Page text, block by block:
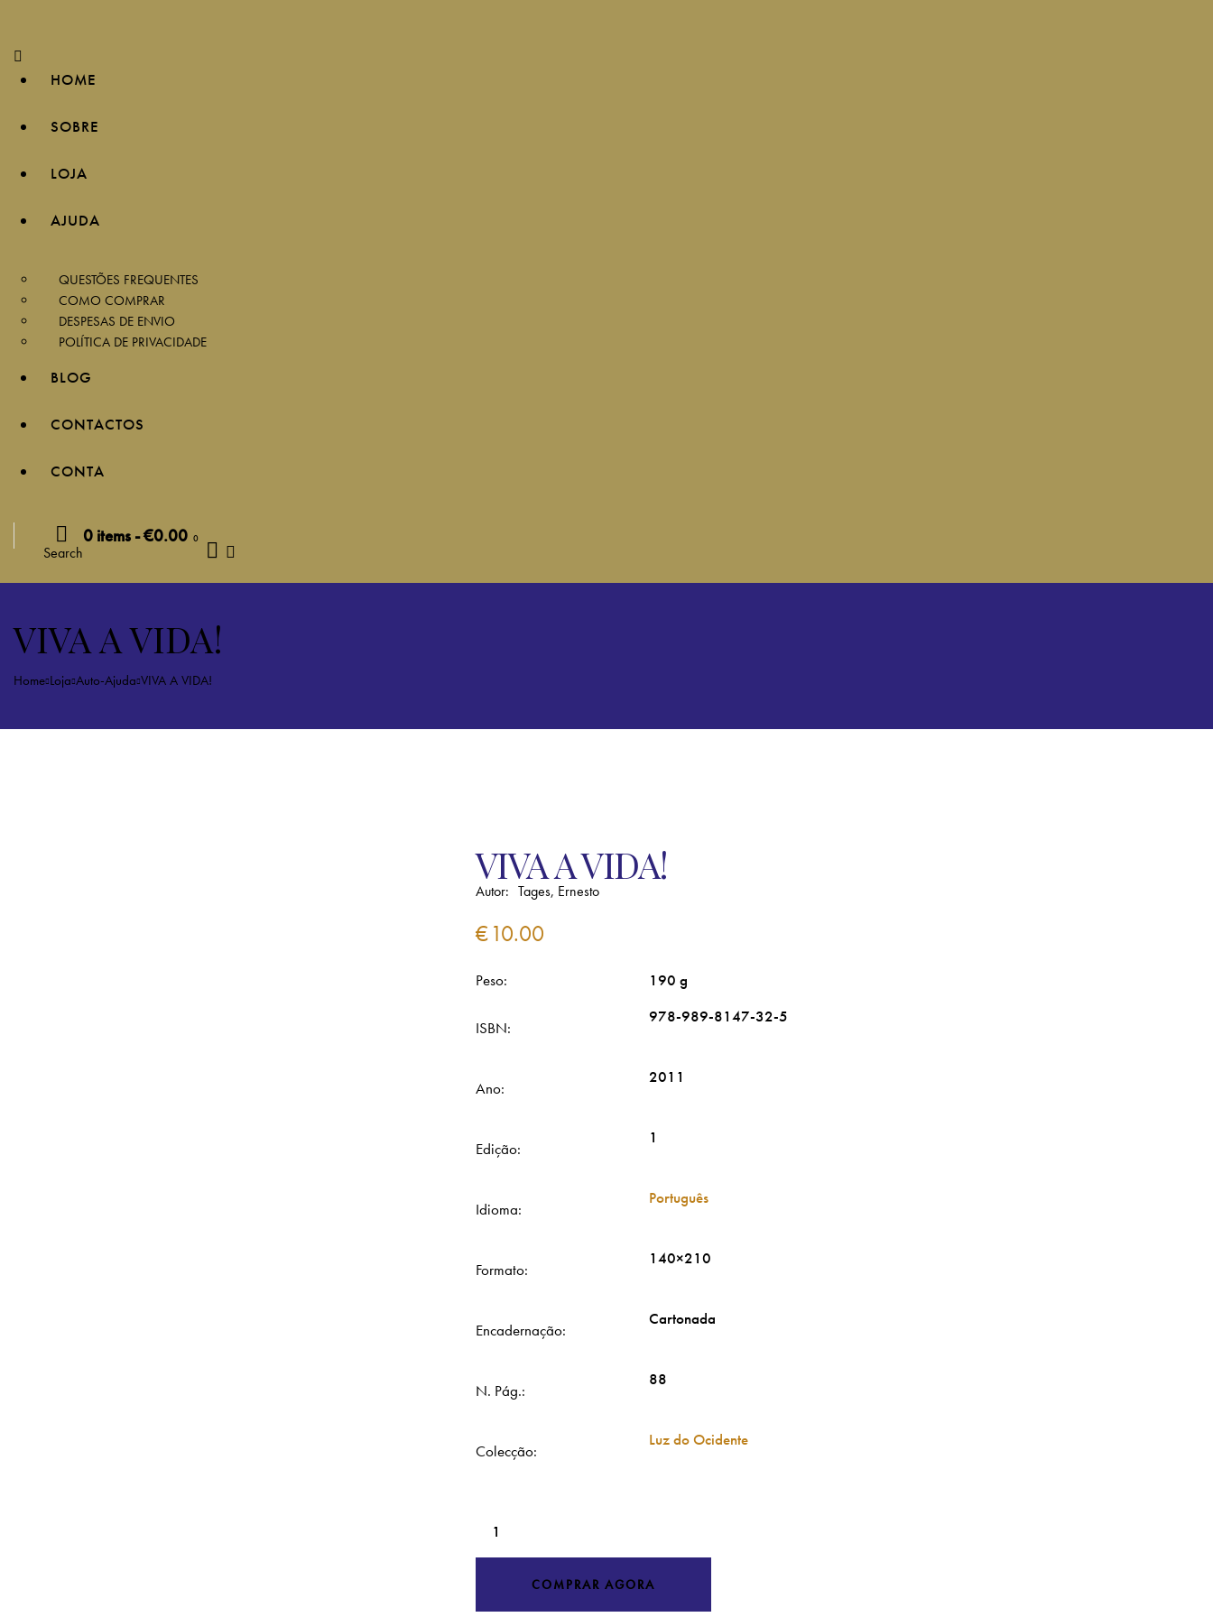
HOME
SOBRE
LOJA
AJUDA
QUESTÕES FREQUENTES
COMO COMPRAR
DESPESAS DE ENVIO
POLÍTICA DE PRIVACIDADE
BLOG
CONTACTOS
CONTA
0 items -€0.00 0
Search
VIVA A VIDA!
Home Loja Auto-Ajuda VIVA A VIDA!
VIVA A VIDA!
Autor: Tages, Ernesto
€10.00
Peso 190 g
ISBN
978-989-8147-32-5
Ano
2011
Edição
1
Idioma
Português
Formato
140×210
Encadernação
Cartonada
N. Pág.
88
Colecção
Luz do Ocidente
COMPRAR AGORA